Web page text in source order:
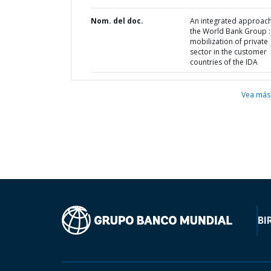
Nom. del doc.
An integrated
the World Bank Group :
mobilization of private
sector in the customer
countries of the IDA
Vea más